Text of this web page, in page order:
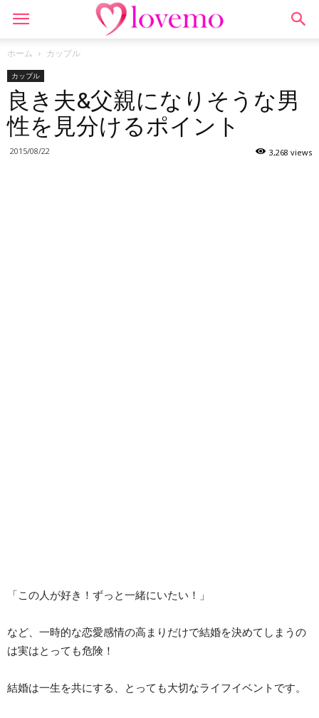
ホーム カップル
カップル
良き夫&父親になりそうな男
性を見分けるポイント
2015/08/22 3,268 views
「この人が好き！ずっと一緒にいたい！」
など、一時的な恋愛感情の高まりだけで結婚を決めてしまうの
は実はとっても危険！
結婚は一生を共にする、とっても大切なライフイベントです。